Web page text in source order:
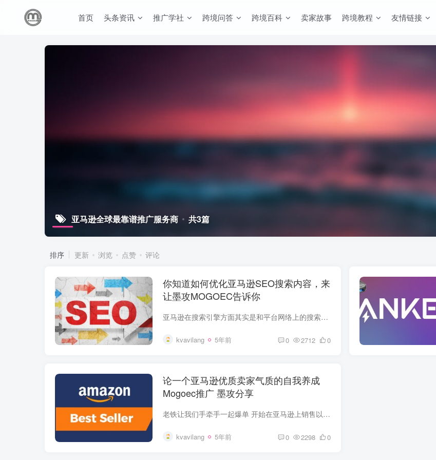
首页 头条资讯 推广学社 跨境问答 跨境百科 卖家故事 跨境教程 友情链接
亚马逊全球最靠谱推广服务商 共3篇
排序 更新 浏览 点赞 评论
你知道如何优化亚马逊SEO搜索内容，来
让墨攻MOGOEC告诉你
亚马逊在搜索引擎方面其实是和平台网络上的搜索机制是类似的，但我们必须要去遵守它们更新后的规则是至关重要的，这不仅仅是为了提高你亚马逊内部的SEO优化，也是为了确保你没有被禁止去进行任...
kvavilang 5年前 0 2712 0
论一个亚马逊优质卖家气质的自我养成
Mogoec推广 墨攻分享
老铁让我们手牵手一起爆单 开始在亚马逊上销售以前，先明确自己的品牌定位和产品类目，才能够更专注的做好一个精品店铺，也包括开始去注册一个品牌。因为品牌注册周期通常在一年左右才会下达R标...
kvavilang 5年前 0 2298 0